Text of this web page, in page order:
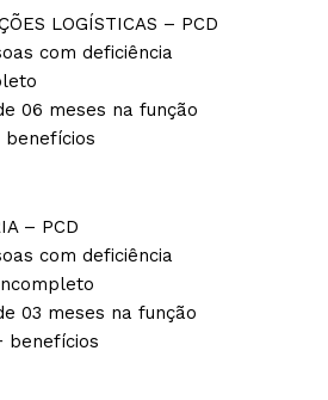
LOGÍSTICAS – PCD
com deficiência
06 meses na função
benefícios
– PCD
com deficiência
03 meses na função
benefícios